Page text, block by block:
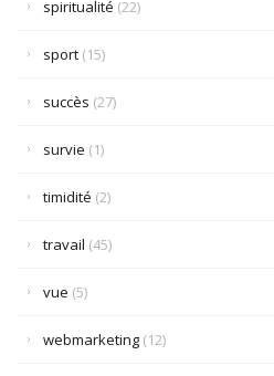
spiritualité (22)
sport (15)
succès (27)
survie (1)
timidité (2)
travail (45)
vue (5)
webmarketing (12)